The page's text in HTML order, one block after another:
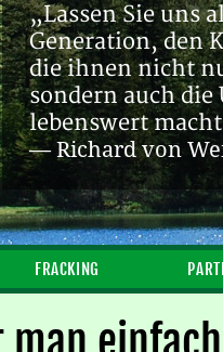
„Lassen Sie uns
Generation, den
die ihnen nicht
sondern auch die
lebenswert
— Richard von
FRACKING